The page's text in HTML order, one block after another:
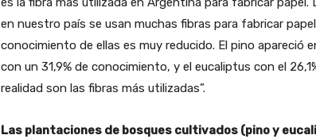
en nuestro país se usan muchas fibras para fabricar
conocimiento de ellas es muy reducido. El pino apareció
con un 31,9% de conocimiento, y el eucaliptus con el
realidad son las fibras más utilizadas”.
Las plantaciones de bosques cultivados (pino y